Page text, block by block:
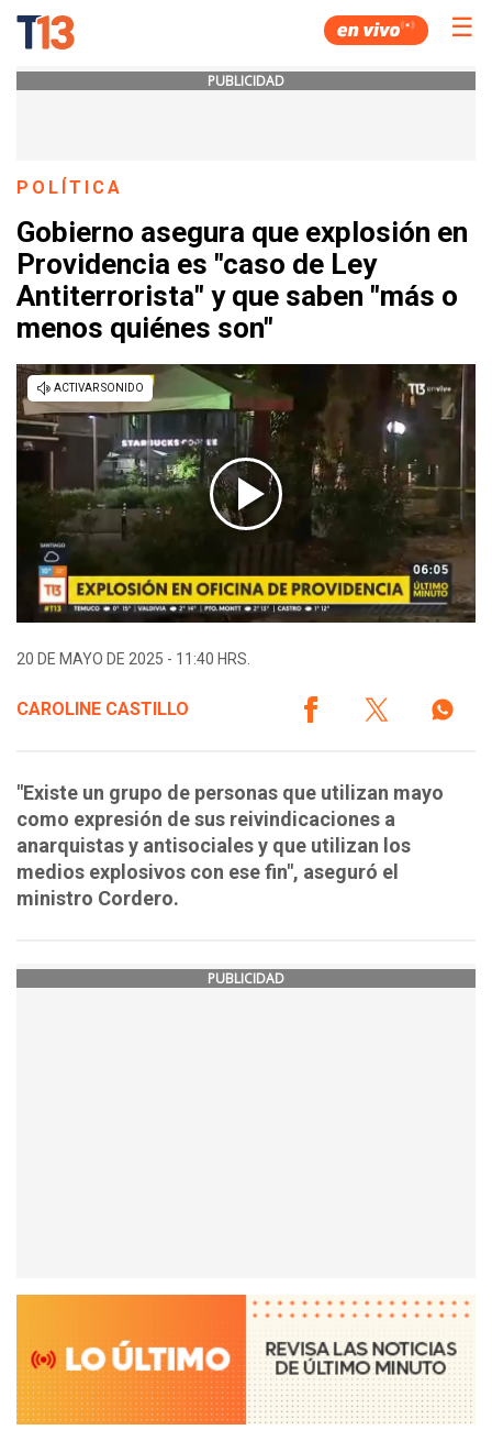
☰
PUBLICIDAD
POLÍTICA
Gobierno asegura que explosión en
Providencia es "caso de Ley
Antiterrorista" y que saben "más o
menos quiénes son"
20 DE MAYO DE 2025 - 11:40 HRS.
CAROLINE CASTILLO
"Existe un grupo de personas que utilizan mayo
como expresión de sus reivindicaciones a
anarquistas y antisociales y que utilizan los
medios explosivos con ese fin", aseguró el
ministro Cordero.
PUBLICIDAD